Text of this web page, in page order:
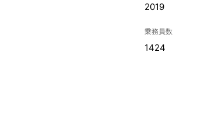
2019
乗務員数
1424